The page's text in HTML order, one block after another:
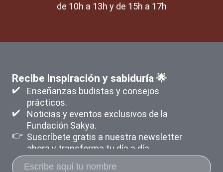
de 10h a 13h y de 15h a 17h
Recibe inspiración y sabiduría 🌟
✔️
Enseñanzas budistas y consejos
prácticos.
✔️
Noticias y eventos exclusivos de la
Fundación Sakya.
👉 Suscríbete gratis a nuestra newsletter
ahora y transforma tu día a día